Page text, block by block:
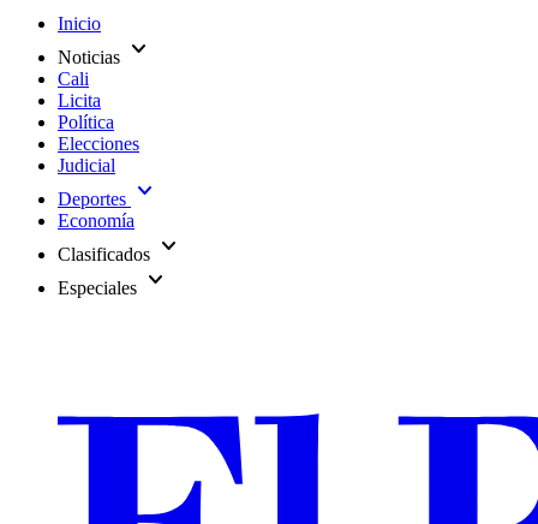
Inicio
Noticias expand_more
Cali
Licita
Política
Elecciones
Judicial
Deportes expand_more
Economía
Clasificados expand_more
Especiales expand_more